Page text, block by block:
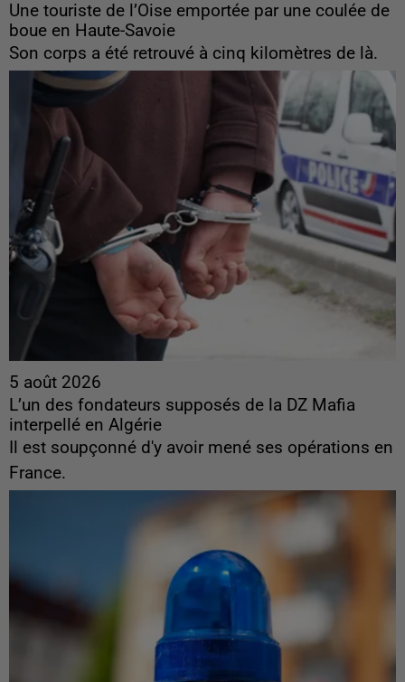
Une touriste de l’Oise emportée par une coulée de
boue en Haute-Savoie
Son corps a été retrouvé à cinq kilomètres de là.
5 août 2026
L’un des fondateurs supposés de la DZ Mafia
interpellé en Algérie
Il est soupçonné d'y avoir mené ses opérations en
France.